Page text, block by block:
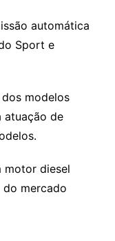
automática
Sport e
modelos
atuação de
motor diesel
do mercado